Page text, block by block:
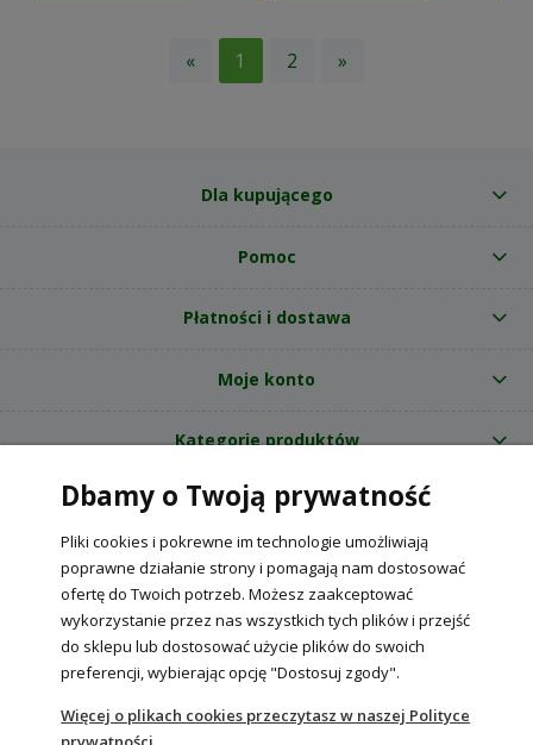
« 1 2 »
Dla kupującego
Pomoc
Płatności i dostawa
Moje konto
Kategorie produktów
O nas
Internetowy sklep ogrodniczy z nasionami RajOgrodnika.pl
NIP: 6090037061, REGON: 260240470 | Czarnca, ul. Tęczowa 31, 29-100
POKAŻ PEŁNĄ WERSJĘ STRONY
Dbamy o Twoją prywatność
Pliki cookies i pokrewne im technologie umożliwiają
poprawne działanie strony i pomagają nam dostosować
ofertę do Twoich potrzeb. Możesz zaakceptować
wykorzystanie przez nas wszystkich tych plików i przejść
do sklepu lub dostosować użycie plików do swoich
preferencji, wybierając opcję "Dostosuj zgody".
Więcej o plikach cookies przeczytasz w naszej Polityce